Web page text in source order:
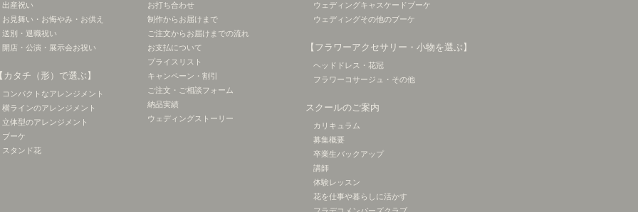
出産祝い
お見舞い・お悔やみ・お供え
送別・退職祝い
開店・公演・展示会お祝い
【カタチ（形）で選ぶ】
コンパクトなアレンジメント
横ラインのアレンジメント
立体型のアレンジメント
ブーケ
スタンド花
お打ち合わせ
制作からお届けまで
ご注文からお届けまでの流れ
お支払について
プライスリスト
キャンペーン・割引
ご注文・ご相談フォーム
納品実績
ウェディングストーリー
ウェディングキャスケードブーケ
ウェディングその他のブーケ
【フラワーアクセサリー・小物を選ぶ】
ヘッドドレス・花冠
フラワーコサージュ・その他
スクールのご案内
カリキュラム
募集概要
卒業生バックアップ
講師
体験レッスン
花を仕事や暮らしに活かす